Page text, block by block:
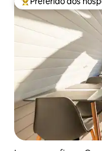
Entre os melhores